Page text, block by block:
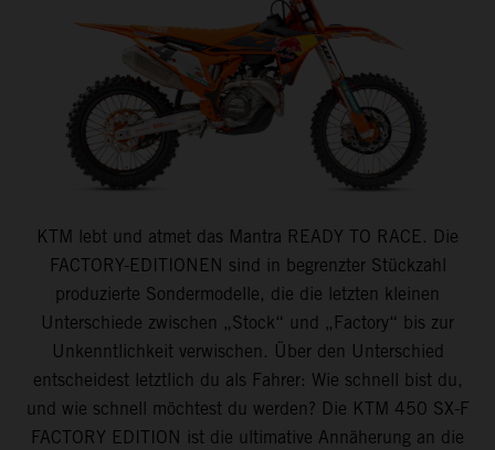
KTM lebt und atmet das Mantra READY TO RACE. Die
FACTORY-EDITIONEN sind in begrenzter Stückzahl
produzierte Sondermodelle, die die letzten kleinen
Unterschiede zwischen „Stock“ und „Factory“ bis zur
Unkenntlichkeit verwischen. Über den Unterschied
entscheidest letztlich du als Fahrer: Wie schnell bist du,
und wie schnell möchtest du werden? Die KTM 450 SX-F
FACTORY EDITION ist die ultimative Annäherung an die